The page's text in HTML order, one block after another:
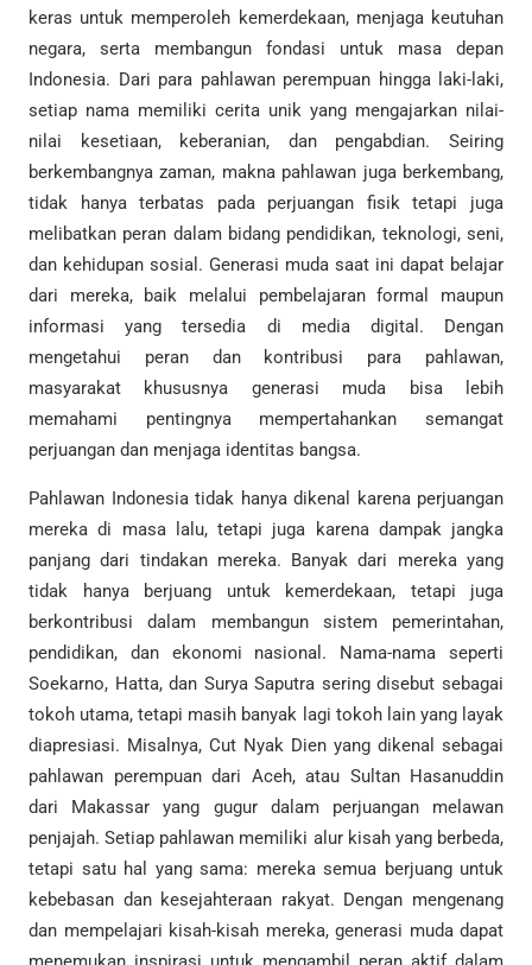
keras untuk memperoleh kemerdekaan, menjaga keutuhan
negara, serta membangun fondasi untuk masa depan
Indonesia. Dari para pahlawan perempuan hingga laki-laki,
setiap nama memiliki cerita unik yang mengajarkan nilai-
nilai kesetiaan, keberanian, dan pengabdian. Seiring
berkembangnya zaman, makna pahlawan juga berkembang,
tidak hanya terbatas pada perjuangan fisik tetapi juga
melibatkan peran dalam bidang pendidikan, teknologi, seni,
dan kehidupan sosial. Generasi muda saat ini dapat belajar
dari mereka, baik melalui pembelajaran formal maupun
informasi yang tersedia di media digital. Dengan
mengetahui peran dan kontribusi para pahlawan,
masyarakat khususnya generasi muda bisa lebih
memahami pentingnya mempertahankan semangat
perjuangan dan menjaga identitas bangsa.
Pahlawan Indonesia tidak hanya dikenal karena perjuangan
mereka di masa lalu, tetapi juga karena dampak jangka
panjang dari tindakan mereka. Banyak dari mereka yang
tidak hanya berjuang untuk kemerdekaan, tetapi juga
berkontribusi dalam membangun sistem pemerintahan,
pendidikan, dan ekonomi nasional. Nama-nama seperti
Soekarno, Hatta, dan Surya Saputra sering disebut sebagai
tokoh utama, tetapi masih banyak lagi tokoh lain yang layak
diapresiasi. Misalnya, Cut Nyak Dien yang dikenal sebagai
pahlawan perempuan dari Aceh, atau Sultan Hasanuddin
dari Makassar yang gugur dalam perjuangan melawan
penjajah. Setiap pahlawan memiliki alur kisah yang berbeda,
tetapi satu hal yang sama: mereka semua berjuang untuk
kebebasan dan kesejahteraan rakyat. Dengan mengenang
dan mempelajari kisah-kisah mereka, generasi muda dapat